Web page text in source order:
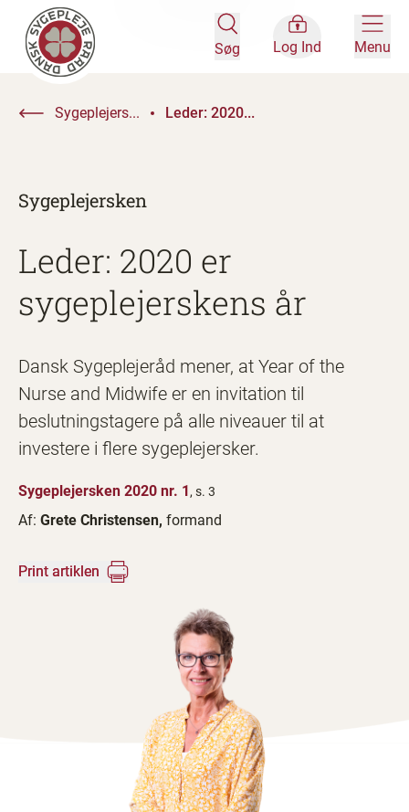
Søg Log Ind Menu
Sygeplejers... Leder: 2020...
Sygeplejersken
Leder: 2020 er
sygeplejerskens år
Dansk Sygeplejeråd mener, at Year of the
Nurse and Midwife er en invitation til
beslutningstagere på alle niveauer til at
investere i flere sygeplejersker.
Sygeplejersken 2020 nr. 1, s. 3
Af: Grete Christensen, formand
Print artiklen